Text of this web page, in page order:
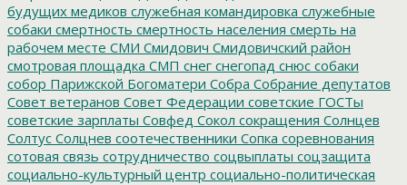
будущих медиков служебная командировка служебные
собаки смертность смертность населения смерть на
рабочем месте СМИ Смидович Смидовичский район
смотровая площадка СМП снег снегопад снюс собаки
собор Парижской Богоматери Собра Собрание депутатов
Совет ветеранов Совет Федерации советские ГОСТы
советские зарплаты Совфед Сокол сокращения Солнцев
Солтус Солцнев соотечественники Сопка соревнования
сотовая связь сотрудничество соцвыплаты соцзащита
социально-культурный центр социально-политическая